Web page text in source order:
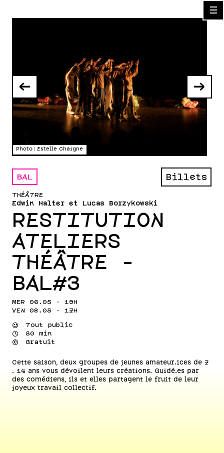
☰
Photo : Estelle Chaigne
← →
Billets
BAL
THÉÂTRE
Edwin Halter et Lucas Borzykowski
RESTITUTION
ATELIERS
THÉÂTRE -
BAL#3
MER 06.05 · 19H
VEN 08.05 · 17H
⌣
Tout public
⌚
50 min
💰
Gratuit
Cette saison, deux groupes de jeunes amateur.ices de 7
. 14 ans vous dévoilent leurs créations. Guidé.es par
des comédiens, ils et elles partagent le fruit de leur
joyeux travail collectif.